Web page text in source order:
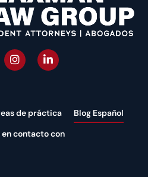
de práctica
Blog Español
en contacto con